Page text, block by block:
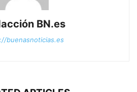
BN.es
buenasnoticias.es